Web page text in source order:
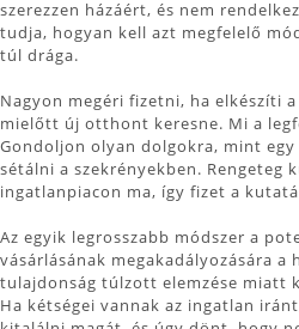
szerezzen házáért, és nem
tudja, hogyan kell azt megfelelő
túl drága.
Nagyon megéri fizetni, ha elkészíti
mielőtt új otthont keresne. Mi a
Gondoljon olyan dolgokra, mint
sétálni a szekrényekben. Rengeteg
ingatlanpiacon ma, így fizet a
Az egyik legrosszabb módszer a
vásárlásának megakadályozására a
tulajdonság túlzott elemzése miatt
Ha kétségei vannak az ingatlan